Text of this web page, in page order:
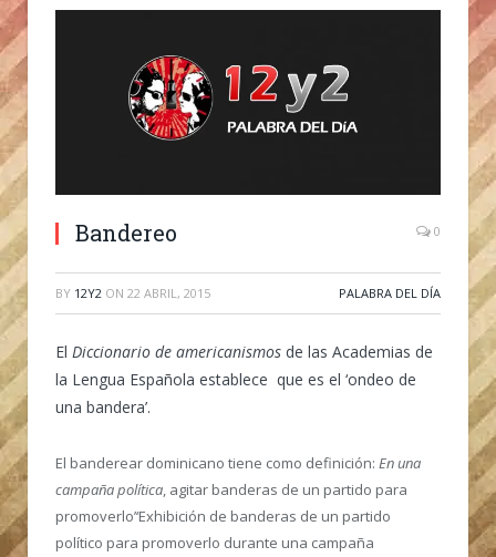
Bandereo 0
BY 12Y2 ON 22 ABRIL, 2015 PALABRA DEL DÍA
El Diccionario de americanismos de las Academias de
la Lengua Española establece que es el ‘ondeo de
una bandera’.
El banderear dominicano tiene como definición: En una
campaña política , agitar banderas de un partido para
promoverlo’‘Exhibición de banderas de un partido
político para promoverlo durante una campaña